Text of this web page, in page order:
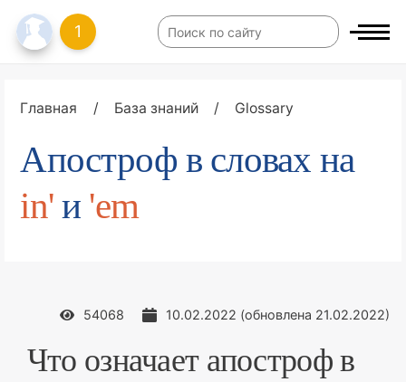
1
Главная / База знаний / Glossary
Апостроф в словах на
in'и 'em
54068 10.02.2022 (обновлена 21.02.2022)
Что означает апостроф в